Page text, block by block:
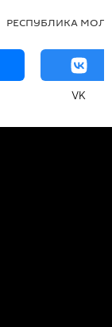
РЕСПУБЛИКА
VK